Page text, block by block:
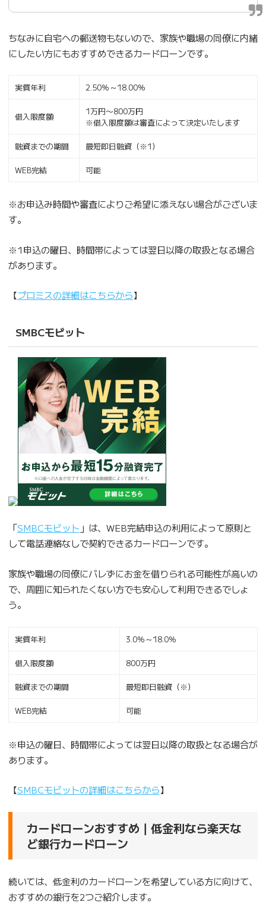
ちなみに自宅への郵送物もないので、家族や職場の同僚に内緒
にしたい方にもおすすめできるカードローンです。
実質年利 2.50％～18.00％
借入限度額
1万円〜800万円
※借入限度額は審査によって決定いたします
融資までの期間 最短即日融資（※1）
WEB完結 可能
※お申込み時間や審査によりご希望に添えない場合がございま
す。
※1申込の曜日、時間帯によっては翌日以降の取扱となる場合
があります。
【プロミスの詳細はこちらから】
SMBCモビット
「SMBCモビット 」は、WEB完結申込の利用によって原則と
して電話連絡なしで契約できるカードローンです。
家族や職場の同僚にバレずにお金を借りられる可能性が高いの
で、周囲に知られたくない方でも安心して利用できるでしょ
う。
実質年利 3.0％～18.0％
借入限度額 800万円
融資までの期間 最短即日融資（※）
WEB完結 可能
※申込の曜日、時間帯によっては翌日以降の取扱となる場合が
あります。
【SMBCモビットの詳細はこちらから】
カードローンおすすめ｜低金利なら楽天な
ど銀行カードローン
続いては、低金利のカードローンを希望している方に向けて、
おすすめの銀行を2つご紹介します。